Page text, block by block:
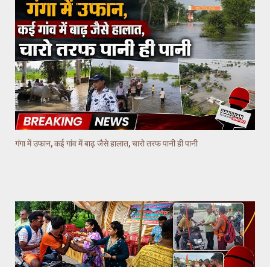
गंगा में उफान, कई गांव में बाढ़ जैसे हालात, चारो तरफ पानी ही पानी